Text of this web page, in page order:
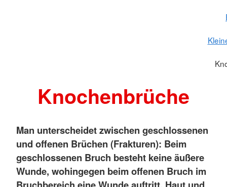
Knochenbrüche
Man unterscheidet zwischen geschlossenen
und offenen Brüchen (Frakturen): Beim
geschlossenen Bruch besteht keine äußere
Wunde, wohingegen beim offenen Bruch im